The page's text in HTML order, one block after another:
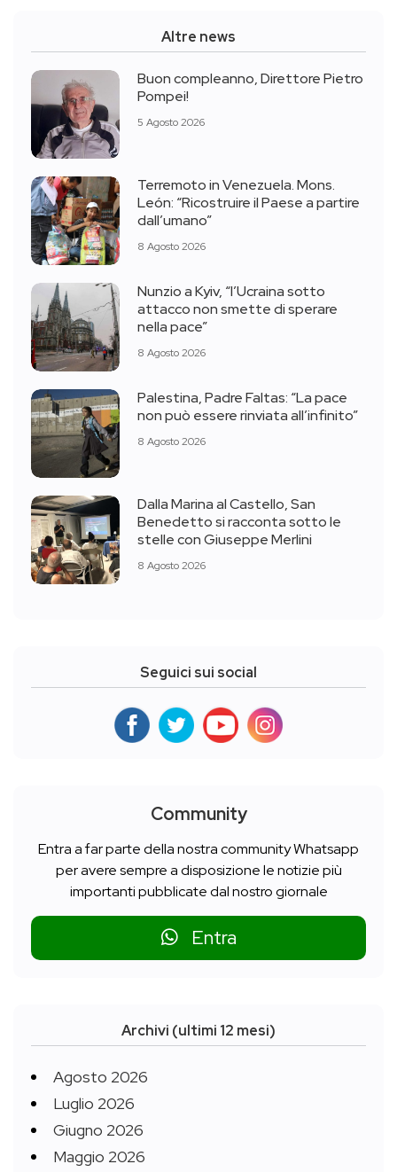
Altre news
Buon compleanno, Direttore Pietro
Pompei!
5 Agosto 2026
Terremoto in Venezuela. Mons.
León: “Ricostruire il Paese a partire
dall’umano”
8 Agosto 2026
Nunzio a Kyiv, “l’Ucraina sotto
attacco non smette di sperare
nella pace”
8 Agosto 2026
Palestina, Padre Faltas: “La pace
non può essere rinviata all’infinito”
8 Agosto 2026
Dalla Marina al Castello, San
Benedetto si racconta sotto le
stelle con Giuseppe Merlini
8 Agosto 2026
Seguici sui social
Community
Entra a far parte della nostra community Whatsapp
per avere sempre a disposizione le notizie più
importanti pubblicate dal nostro giornale
Entra
Archivi (ultimi 12 mesi)
Agosto 2026
Luglio 2026
Giugno 2026
Maggio 2026